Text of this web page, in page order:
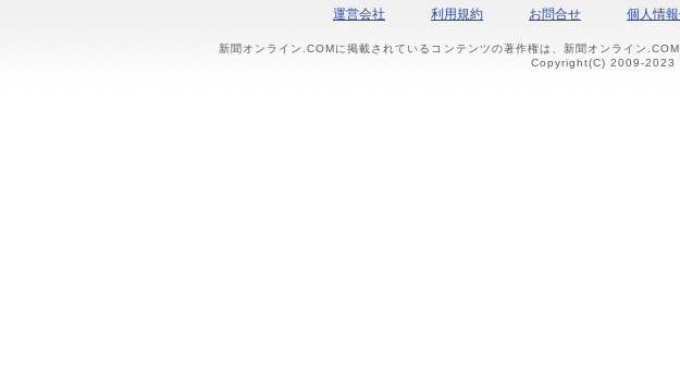
運営会社 利用規約 お問合せ 個人情
新聞オンライン.COMに掲載されているコンテンツの著作権は、新聞オンライン
Copyright(C) 2009-2023